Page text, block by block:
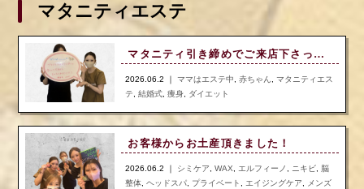
マタニティエステ
マタニティ引き締めでご来店下さったお客様のお声！
2026.06.2 ｜ママはエステ中 ,赤ちゃん ,マタニティエス
テ
,結婚式 ,痩身 ダイエット
お客様からお土産頂きました！
2026.06.2 ｜ シミケア ,WAX エルフィーノ ニキビ
脳
整体 ,ヘッドスパ プライベート エイジングケア
メンズ